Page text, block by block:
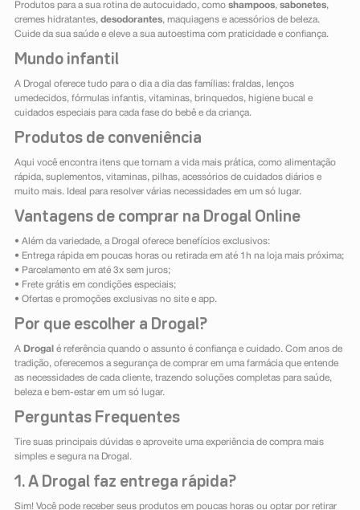
Produtos para a sua rotina de autocuidado, como shampoos, sabonetes,
cremes hidratantes, desodorantes, maquiagens e acessórios de beleza.
Cuide da sua saúde e eleve a sua autoestima com praticidade e confiança.
Mundo infantil
A Drogal oferece tudo para o dia a dia das famílias: fraldas, lenços
umedecidos, fórmulas infantis, vitaminas, brinquedos, higiene bucal e
cuidados especiais para cada fase do bebê e da criança.
Produtos de conveniência
Aqui você encontra itens que tornam a vida mais prática, como alimentação
rápida, suplementos, vitaminas, pilhas, acessórios de cuidados diários e
muito mais. Ideal para resolver várias necessidades em um só lugar.
Vantagens de comprar na Drogal Online
• Além da variedade, a Drogal oferece benefícios exclusivos:
• Entrega rápida em poucas horas ou retirada em até 1h na loja mais próxima;
• Parcelamento em até 3x sem juros;
• Frete grátis em condições especiais;
• Ofertas e promoções exclusivas no site e app.
Por que escolher a Drogal?
A Drogal é referência quando o assunto é confiança e cuidado. Com anos de
tradição, oferecemos a segurança de comprar em uma farmácia que entende
as necessidades de cada cliente, trazendo soluções completas para saúde,
beleza e bem-estar em um só lugar.
Perguntas Frequentes
Tire suas principais dúvidas e aproveite uma experiência de compra mais
simples e segura na Drogal.
1. A Drogal faz entrega rápida?
Sim! Você pode receber seus produtos em poucas horas ou optar por retirar